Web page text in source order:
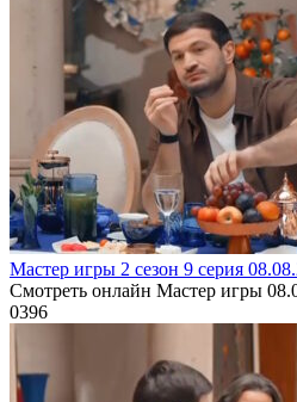
Мастер игры 2 сезон 9 серия
Смотреть онлайн Мастер игры
0396